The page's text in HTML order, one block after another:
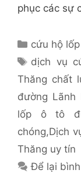
phục các sự
Danh
mục
cứu hộ lốp
Thẻ
dịch vụ
Thăng chất
đường Lãnh
lốp ô tô
chóng,Dịch
Thăng uy tín
Để lại